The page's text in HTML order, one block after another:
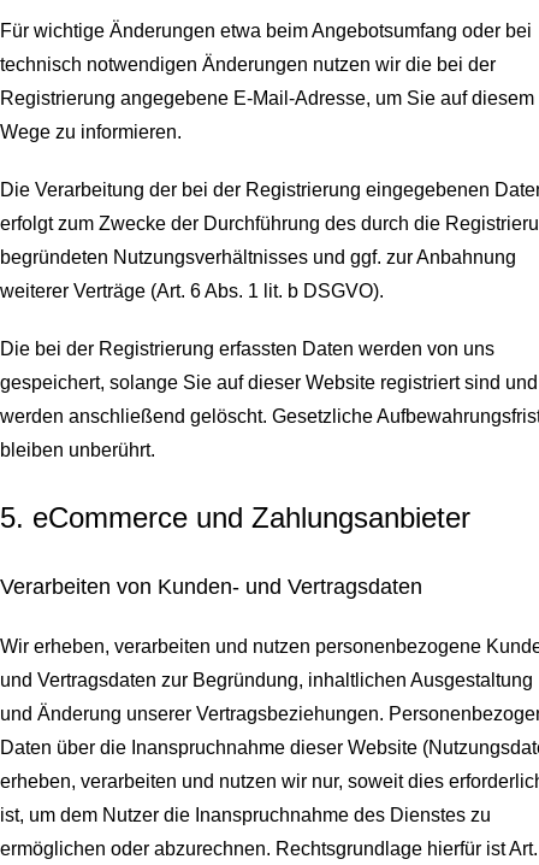
Für wichtige Änderungen etwa beim Angebotsumfang oder bei
technisch notwendigen Änderungen nutzen wir die bei der
Registrierung angegebene E-Mail-Adresse, um Sie auf diesem
Wege zu informieren.
Die Verarbeitung der bei der Registrierung eingegebenen
erfolgt zum Zwecke der Durchführung des durch die
begründeten Nutzungsverhältnisses und ggf. zur Anbahnung
weiterer Verträge (Art. 6 Abs. 1 lit. b DSGVO).
Die bei der Registrierung erfassten Daten werden von uns
gespeichert, solange Sie auf dieser Website registriert sind und
werden anschließend gelöscht. Gesetzliche
bleiben unberührt.
5. eCommerce und Zahlungs­anbieter
Verarbeiten von Kunden- und Vertragsdaten
Wir erheben, verarbeiten und nutzen personenbezogene
und Vertragsdaten zur Begründung, inhaltlichen Ausgestaltung
und Änderung unserer Vertragsbeziehungen.
Daten über die Inanspruchnahme dieser Website
erheben, verarbeiten und nutzen wir nur, soweit dies
ist, um dem Nutzer die Inanspruchnahme des Dienstes zu
ermöglichen oder abzurechnen. Rechtsgrundlage hierfür ist